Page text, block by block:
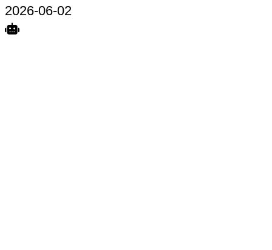
2026-06-02